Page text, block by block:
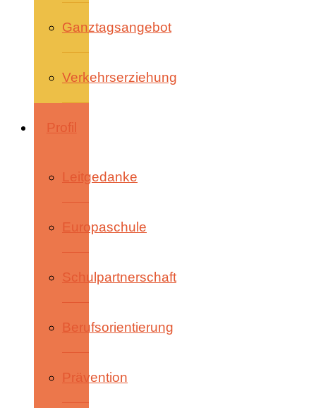
Ganztagsangebot
Verkehrserziehung
Profil
Leitgedanke
Europaschule
Schulpartnerschaft
Berufsorientierung
Prävention